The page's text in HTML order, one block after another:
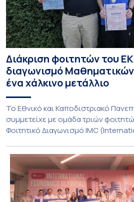
Διάκριση φοιτητών του
διαγωνισμό
ένα χάλκινο μετάλλιο
To Εθνικό και Καποδιστριακό
συμμετείχε με ομάδα τριών
Φοιτητικό Διαγωνισμό IMC
Ιουλίου στο Blagoevgrad της
συμμετείχαν 447 φοιτητές
πανεπιστήμια από 46 χώρες. Από
επίσης το Εθνικό Μετσόβιο
Πανεπιστήμιο […]